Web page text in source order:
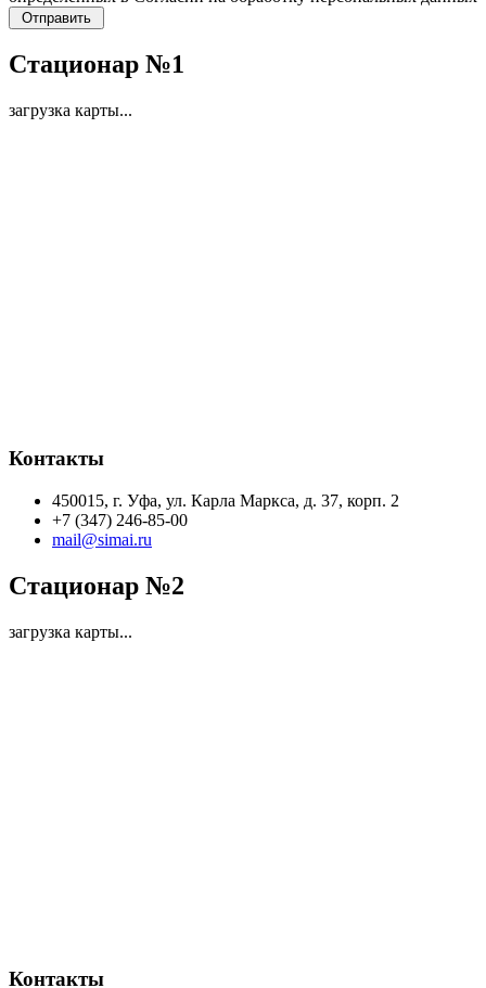
Стационар №1
загрузка карты...
Контакты
450015, г. Уфа, ул. Карла Маркса, д. 37, корп. 2
+7 (347) 246-85-00
mail@simai.ru
Стационар №2
загрузка карты...
Контакты